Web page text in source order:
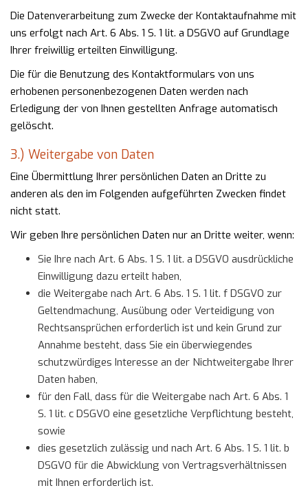
Die Datenverarbeitung zum Zwecke der Kontaktaufnahme mit
uns erfolgt nach Art. 6 Abs. 1 S. 1 lit. a DSGVO auf Grundlage
Ihrer freiwillig erteilten Einwilligung.
Die für die Benutzung des Kontaktformulars von uns
erhobenen personenbezogenen Daten werden nach
Erledigung der von Ihnen gestellten Anfrage automatisch
gelöscht.
3.) Weitergabe von Daten
Eine Übermittlung Ihrer persönlichen Daten an Dritte zu
anderen als den im Folgenden aufgeführten Zwecken findet
nicht statt.
Wir geben Ihre persönlichen Daten nur an Dritte weiter, wenn:
Sie Ihre nach Art. 6 Abs. 1 S. 1 lit. a DSGVO ausdrückliche
Einwilligung dazu erteilt haben,
die Weitergabe nach Art. 6 Abs. 1 S. 1 lit. f DSGVO zur
Geltendmachung, Ausübung oder Verteidigung von
Rechtsansprüchen erforderlich ist und kein Grund zur
Annahme besteht, dass Sie ein überwiegendes
schutzwürdiges Interesse an der Nichtweitergabe Ihrer
Daten haben,
für den Fall, dass für die Weitergabe nach Art. 6 Abs. 1
S. 1 lit. c DSGVO eine gesetzliche Verpflichtung besteht,
sowie
dies gesetzlich zulässig und nach Art. 6 Abs. 1 S. 1 lit. b
DSGVO für die Abwicklung von Vertragsverhältnissen
mit Ihnen erforderlich ist.